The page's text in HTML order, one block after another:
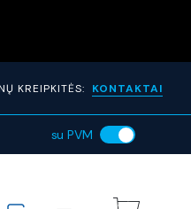
KREIPKITĖS: KONTAKTAI
su PVM